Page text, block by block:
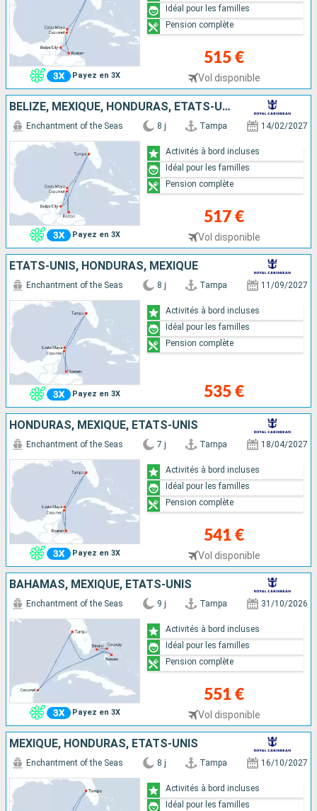
Payez en 3X
515 €
Vol disponible
Idéal pour les familles
Pension complète
BELIZE, MEXIQUE, HONDURAS, ÉTATS-UNIS
Payez en 3X
Enchantment of the Seas 8 j Tampa 14/02/2027
517 €
Vol disponible
Activités à bord incluses
Idéal pour les familles
Pension complète
ÉTATS-UNIS, HONDURAS, MEXIQUE
Payez en 3X
Enchantment of the Seas 8 j Tampa 11/09/2027
535 €
Activités à bord incluses
Idéal pour les familles
Pension complète
HONDURAS, MEXIQUE, ÉTATS-UNIS
Payez en 3X
Enchantment of the Seas 7 j Tampa 18/04/2027
541 €
Vol disponible
Activités à bord incluses
Idéal pour les familles
Pension complète
BAHAMAS, MEXIQUE, ÉTATS-UNIS
Payez en 3X
Enchantment of the Seas 9 j Tampa 31/10/2026
551 €
Vol disponible
Activités à bord incluses
Idéal pour les familles
Pension complète
MEXIQUE, HONDURAS, ÉTATS-UNIS
Enchantment of the Seas 8 j Tampa 16/10/2027
Activités à bord incluses
Idéal pour les familles